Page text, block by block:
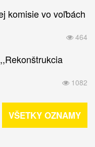
komisie vo voľbách
464
1082
VŠETKY OZNAMY